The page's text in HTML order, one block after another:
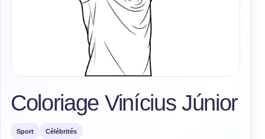
Coloriage Vinícius Júnior
Sport Célébrités